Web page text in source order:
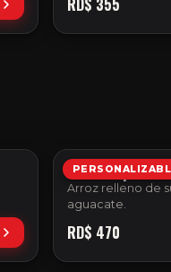
RD$ 355
Philadelphia
Arroz relleno de
aguacate.
RD$ 470